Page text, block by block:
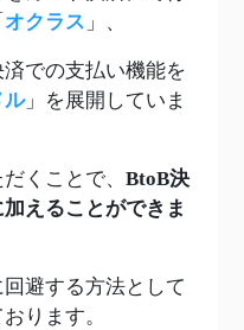
オクラス 」、
での支払い機能を
ル」を展開していま
くことで、 BtoB決
えることができま
避する方法として
ります。